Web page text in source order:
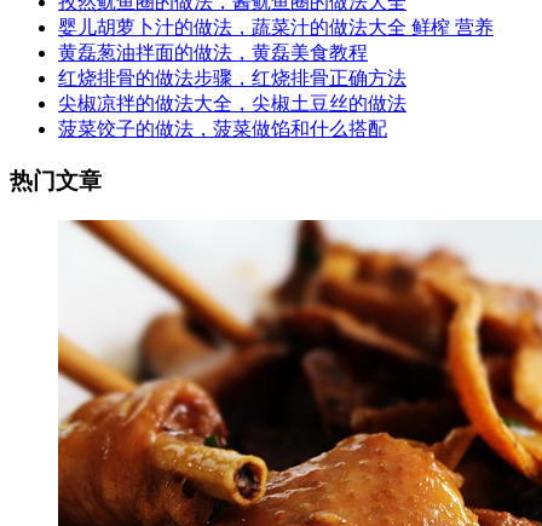
婴儿胡萝卜汁的做法，蔬菜汁的做法大全 鲜榨 营养
黄磊葱油拌面的做法，黄磊美食教程
红烧排骨的做法步骤，红烧排骨正确方法
尖椒凉拌的做法大全，尖椒土豆丝的做法
菠菜饺子的做法，菠菜做馅和什么搭配
热门文章